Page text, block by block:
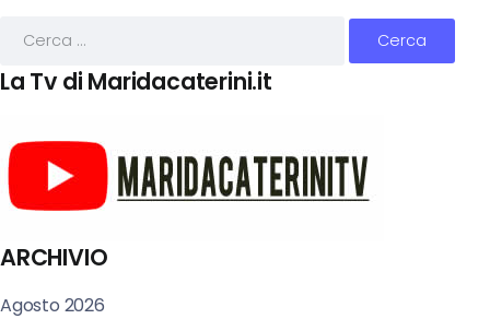
La Tv di Maridacaterini.it
ARCHIVIO
Agosto 2026